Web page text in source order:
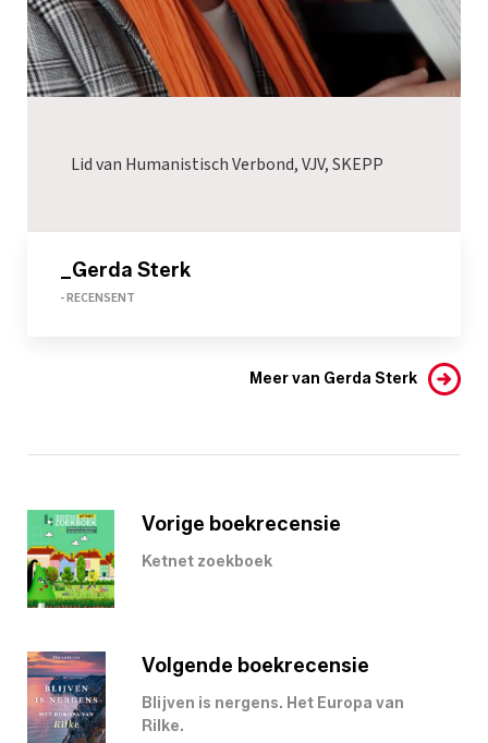
Lid van Humanistisch Verbond, VJV, SKEPP
_Gerda Sterk
- RECENSENT
Meer van Gerda Sterk
Vorige boekrecensie
Ketnet zoekboek
Volgende boekrecensie
Blijven is nergens. Het Europa van
Rilke.